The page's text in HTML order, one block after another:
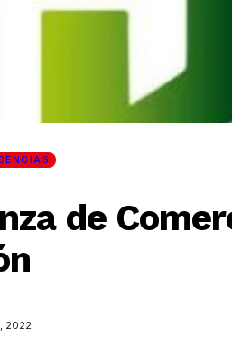
tu noticia
de
2022